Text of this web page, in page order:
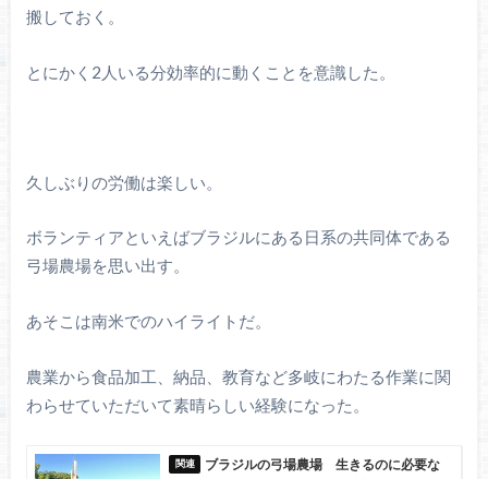
搬しておく。
とにかく2人いる分効率的に動くことを意識した。
久しぶりの労働は楽しい。
ボランティアといえばブラジルにある日系の共同体である
弓場農場を思い出す。
あそこは南米でのハイライトだ。
農業から食品加工、納品、教育など多岐にわたる作業に関
わらせていただいて素晴らしい経験になった。
ブラジルの弓場農場 生きるのに必要な